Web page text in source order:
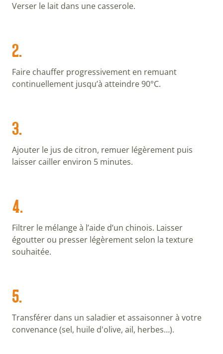
Verser le lait dans une casserole.
2.
Faire chauffer progressivement en remuant
continuellement jusqu’à atteindre 90°C.
3.
Ajouter le jus de citron, remuer légèrement puis
laisser cailler environ 5 minutes.
4.
Filtrer le mélange à l’aide d’un chinois. Laisser
égoutter ou presser légèrement selon la texture
souhaitée.
5.
Transférer dans un saladier et assaisonner à votre
convenance (sel, huile d'olive, ail, herbes…).